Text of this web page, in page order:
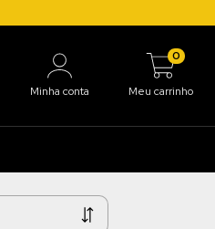
Minha conta Meu carrinho
0